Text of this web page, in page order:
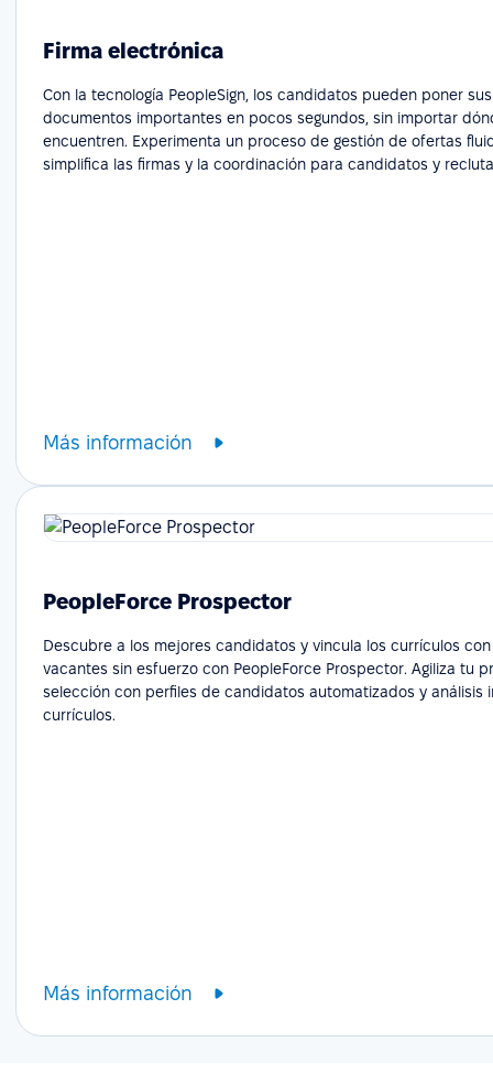
Firma electrónica
Con la tecnología PeopleSign, los candidatos pueden poner
documentos importantes en pocos segundos, sin importar
encuentren. Experimenta un proceso de gestión de ofertas
simplifica las firmas y la coordinación para candidatos y
Más información
PeopleForce Prospector
Descubre a los mejores candidatos y vincula los currículos
vacantes sin esfuerzo con PeopleForce Prospector. Agiliza tu
selección con perfiles de candidatos automatizados y análisis
currículos.
Más información